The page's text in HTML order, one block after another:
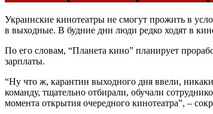
Украинские кинотеатры не смогут прожить в
в выходные. В будние дни люди редко ходят в
По его словам, “Планета кино” планирует
зарплаты.
“Ну что ж, карантин выходного дня ввели,
команду, тщательно отбирали, обучали
момента открытия очередного кинотеатра”, –